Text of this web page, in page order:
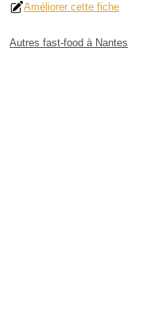
Améliorer cette fiche
Autres fast-food à Nantes